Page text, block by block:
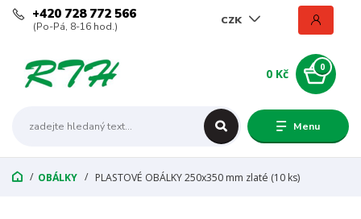
Menu
CZK
+420 728 772 566
(Po-Pá, 8-16 hod.)
0
0 Kč
OBÁLKY PLASTOVÉ OBÁLKY 250x350 mm zlaté (10 ks)